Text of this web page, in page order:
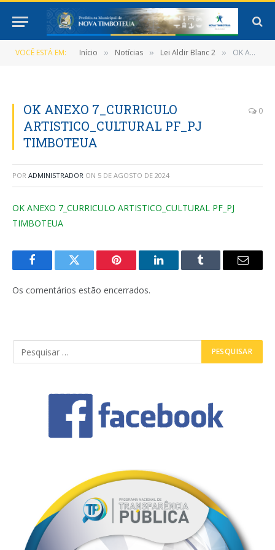
VOCÊ ESTÁ EM: Início » Notícias » Lei Aldir Blanc 2 » OK ANEXO 7_CURRICULO ARTISTICO_CULTURAL PF_PJ TIMBOTEUA
OK ANEXO 7_CURRICULO
ARTISTICO_CULTURAL PF_PJ
TIMBOTEUA
0
POR ADMINISTRADOR ON 5 DE AGOSTO DE 2024
OK ANEXO 7_CURRICULO ARTISTICO_CULTURAL PF_PJ
TIMBOTEUA
FacebookTwitter Pinterest LinkedInTumblr
E-
Os comentários estão encerrados.